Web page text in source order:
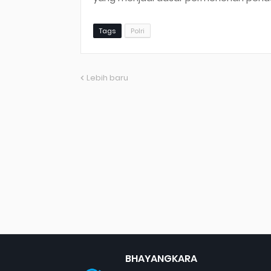
Tags Polri
Lebih baru
BHAYANGKARA